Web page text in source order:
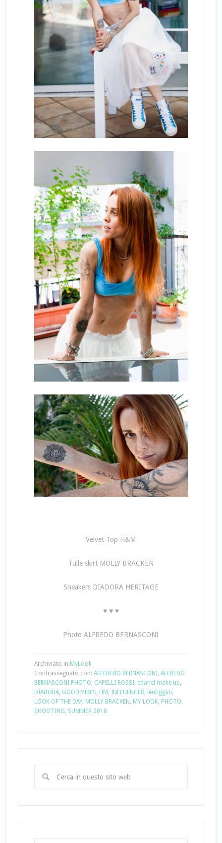
Velvet Top H&M
Tulle skirt MOLLY BRACKEN
Sneakers DIADORA HERITAGE
♥ ♥ ♥
Photo ALFREDO BERNASCONI
Archiviato in:MyLook
Contrassegnato con: ALFEREDO BERNASCONI, ALFREDO
BERNASCONI PHOTO, CAPELLI ROSSI, chanel make up,
DIADORA, GOOD VIBES, HM, INFLUENCER, lentiggini,
LOOK OF THE DAY, MOLLY BRACKEN, MY LOOK, PHOTO,
SHOOTING, SUMMER 2018